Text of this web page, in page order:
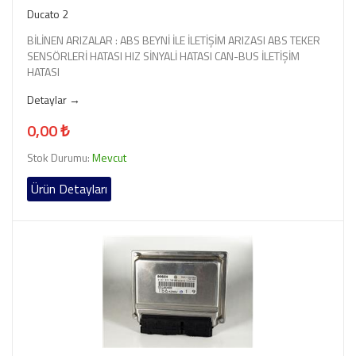
Ducato 2
BİLİNEN ARIZALAR : ABS BEYNİ İLE İLETİŞİM ARIZASI ABS TEKER
SENSÖRLERİ HATASI HIZ SİNYALİ HATASI CAN-BUS İLETİŞİM
HATASI
Detaylar →
0,00 ₺
Stok Durumu:Mevcut
Ürün Detayları